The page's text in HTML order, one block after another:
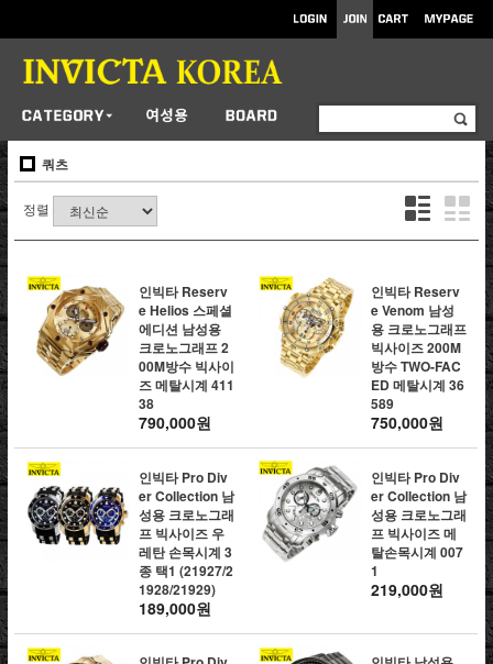
쿼츠
정렬
인빅타 Reserv
e Helios 스페셜
에디션 남성용
크로노그래프 2
00M방수 빅사이
즈 메탈시계 411
38
790,000원
인빅타 Reserv
e Venom 남성
용 크로노그래프
빅사이즈 200M
방수 TWO-FAC
ED 메탈시계 36
589
750,000원
인빅타 Pro Div
er Collection 남
성용 크로노그래
프 빅사이즈 우
레탄 손목시계 3
종 택1 (21927/2
1928/21929)
189,000원
인빅타 Pro Div
er Collection 남
성용 크로노그래
프 빅사이즈 메
탈손목시계 007
1
219,000원